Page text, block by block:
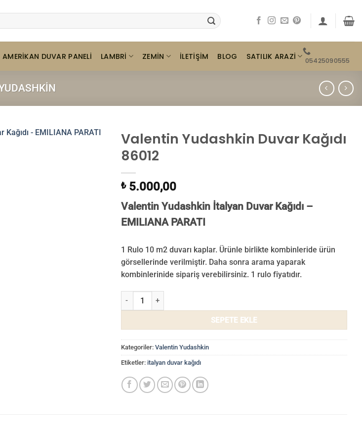
AMERIKAN DUVAR PANELI LAMBRI ZEMIN İLETIŞIM BLOG SATILIK ARAZI 05425090555
Valentin Yudashkin Duvar Kağıdı
86012
₺5.000,00
Valentin Yudashkin İtalyan Duvar Kağıdı –
EMILIANA PARATI
1 Rulo 10 m2 duvarı kaplar. Ürünle birlikte kombinleride ürün
görsellerinde verilmiştir. Daha sonra arama yaparak
kombinlerinide sipariş verebilirsiniz. 1 rulo fiyatıdır.
Valentin Yudashkin Duvar Kağıdı 86012 adet
SEPETE EKLE
Kategoriler: Valentin Yudashkin
Etiketler: italyan duvar kağıdı